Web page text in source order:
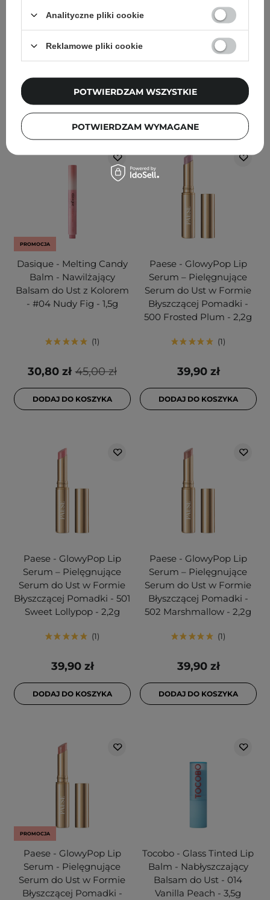
Nude - 3,5ml
34,00 zł
28,90 zł
DODAJ DO KOSZYKA
do Ust z Kolorem - 07
Humble - 2g
40,00 zł
32,00 zł
DODAJ DO KOSZYKA
PROMOCJA
Dasique - Melting Candy
Balm - Nawilżający
Balsam do Ust z Kolorem
- #04 Nudy Fig - 1,5g
1
45,00 zł
30,80 zł
DODAJ DO KOSZYKA
Paese - GlowyPop Lip
Serum – Pielęgnujące
Serum do Ust w Formie
Błyszczącej Pomadki -
500 Frosted Plum - 2,2g
1
39,90 zł
DODAJ DO KOSZYKA
Paese - GlowyPop Lip
Serum – Pielęgnujące
Serum do Ust w Formie
Błyszczącej Pomadki - 501
Sweet Lollypop - 2,2g
1
39,90 zł
DODAJ DO KOSZYKA
Paese - GlowyPop Lip
Serum – Pielęgnujące
Serum do Ust w Formie
Błyszczącej Pomadki -
502 Marshmallow - 2,2g
1
39,90 zł
DODAJ DO KOSZYKA
PROMOCJA
Paese - GlowyPop Lip
Serum - Pielęgnujące
Serum do Ust w Formie
Błyszczącej Pomadki -
Tocobo - Glass Tinted Lip
Balm - Nabłyszczający
Balsam do Ust - 014
Vanilla Peach - 3,5g
Analityczne pliki cookie
Reklamowe pliki cookie
POTWIERDZAM WYMAGANE
POTWIERDZAM WSZYSTKIE